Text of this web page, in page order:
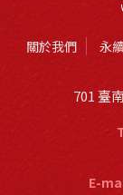
關於我們 永
701 臺
E-